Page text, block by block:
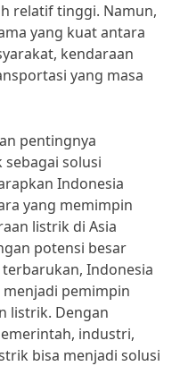
relatif tinggi. Namun,
yang kuat antara
kendaraan
yang masa
pentingnya
solusi
Indonesia
yang memimpin
listrik di Asia
potensi besar
Indonesia
pemimpin
listrik. Dengan
industri,
bisa menjadi solusi